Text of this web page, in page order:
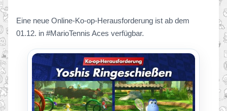
Eine neue Online-Ko-op-Herausforderung ist ab dem
01.12. in #MarioTennis Aces verfügbar.